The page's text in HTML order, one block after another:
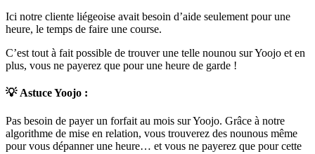
Ici notre cliente liégeoise avait besoin d’aide seulement pour une
heure, le temps de faire une course.
C’est tout à fait possible de trouver une telle nounou sur Yoojo et en
plus, vous ne payerez que pour une heure de garde !
💡 Astuce Yoojo :
Pas besoin de payer un forfait au mois sur Yoojo. Grâce à notre
algorithme de mise en relation, vous trouverez des nounous même
pour vous dépanner une heure… et vous ne payerez que pour cette